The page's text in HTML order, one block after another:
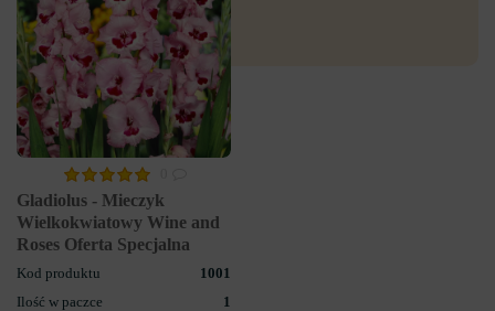
Gladiolus - Mieczyk
Wielkokwiatowy Wine and
Roses Oferta Specjalna
Kod produktu
1001
Ilość w paczce
1